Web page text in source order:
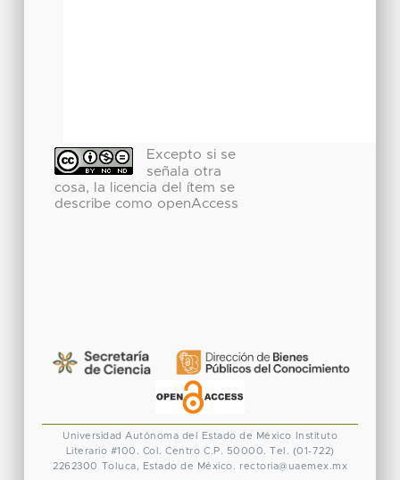
Excepto si se
señala otra
cosa, la licencia del ítem se
describe como openAccess
Universidad Autónoma del Estado de México
Instituto
Literario #100. Col. Centro C.P. 50000. Tel. (01-722)
2262300 Toluca, Estado de México. rectoria@uaemex.mx